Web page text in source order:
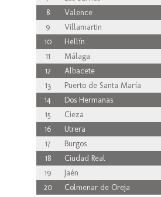
8
Valence
9
Villamartin
10
Hellín
11
Málaga
12
Albacete
13
Puerto de Santa María
14
Dos Hermanas
15
Cieza
16
Utrera
17
Burgos
18
Ciudad Real
19
Jaén
20
Colmenar de Oreja